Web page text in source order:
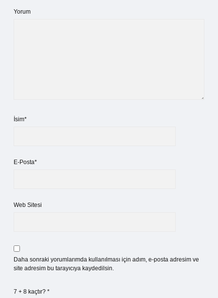
Yorum
İsim*
E-Posta*
Web Sitesi
Daha sonraki yorumlarımda kullanılması için adım, e-posta adresim ve
site adresim bu tarayıcıya kaydedilsin.
7 + 8 kaçtır? *